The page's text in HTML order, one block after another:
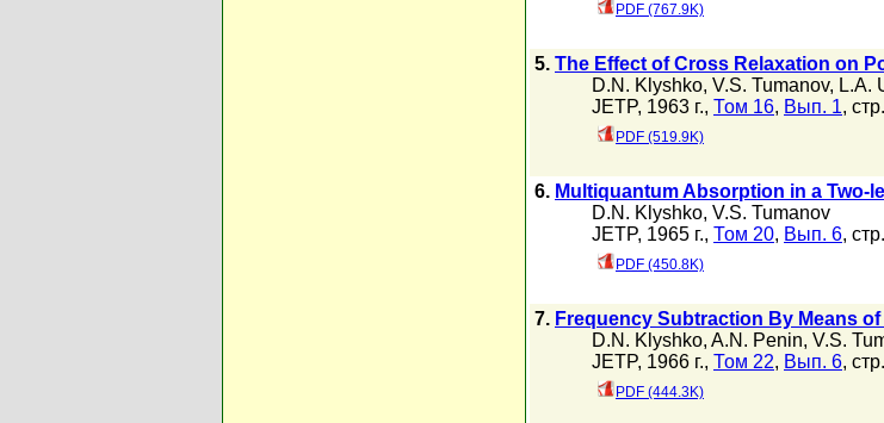
PDF (767.9K)
5. The Effect of Cross Relaxation on
D.N. Klyshko, V.S. Tumanov, L.A.
JETP, 1963 г., Том 16, Вып. 1,
PDF (519.9K)
6. Multiquantum Absorption in a Two-
D.N. Klyshko, V.S. Tumanov
JETP, 1965 г., Том 20, Вып. 6,
PDF (450.8K)
7. Frequency Subtraction By Means
D.N. Klyshko, A.N. Penin, V.S.
JETP, 1966 г., Том 22, Вып. 6,
PDF (444.3K)